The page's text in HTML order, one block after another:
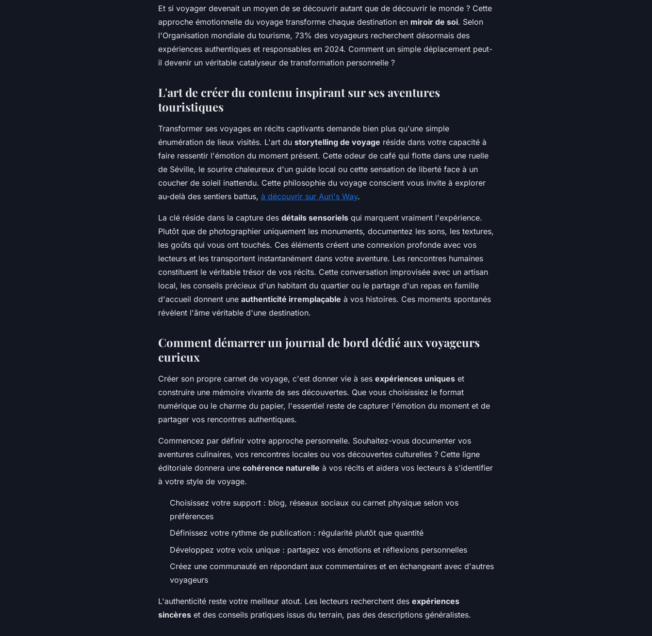
Voyages et émotions : découvrez le
monde autrement
Et si voyager devenait un moyen de se découvrir autant que de découvrir le monde ? Cette
approche émotionnelle du voyage transforme chaque destination en miroir de soi. Selon
l'Organisation mondiale du tourisme, 73% des voyageurs recherchent désormais des
expériences authentiques et responsables en 2024. Comment un simple déplacement peut-
il devenir un véritable catalyseur de transformation personnelle ?
L'art de créer du contenu inspirant sur ses aventures
touristiques
Transformer ses voyages en récits captivants demande bien plus qu'une simple
énumération de lieux visités. L'art du storytelling de voyage réside dans votre capacité à
faire ressentir l'émotion du moment présent. Cette odeur de café qui flotte dans une ruelle
de Séville, le sourire chaleureux d'un guide local ou cette sensation de liberté face à un
coucher de soleil inattendu. Cette philosophie du voyage conscient vous invite à explorer
au-delà des sentiers battus, à découvrir sur Auri's Way.
La clé réside dans la capture des détails sensoriels qui marquent vraiment l'expérience.
Plutôt que de photographier uniquement les monuments, documentez les sons, les textures,
les goûts qui vous ont touchés. Ces éléments créent une connexion profonde avec vos
lecteurs et les transportent instantanément dans votre aventure. Les rencontres humaines
constituent le véritable trésor de vos récits. Cette conversation improvisée avec un artisan
local, les conseils précieux d'un habitant du quartier ou le partage d'un repas en famille
d'accueil donnent une authenticité irremplaçable à vos histoires. Ces moments spontanés
révèlent l'âme véritable d'une destination.
Comment démarrer un journal de bord dédié aux voyageurs
curieux
Créer son propre carnet de voyage, c'est donner vie à ses expériences uniques et
construire une mémoire vivante de ses découvertes. Que vous choisissiez le format
numérique ou le charme du papier, l'essentiel reste de capturer l'émotion du moment et de
partager vos rencontres authentiques.
Commencez par définir votre approche personnelle. Souhaitez-vous documenter vos
aventures culinaires, vos rencontres locales ou vos découvertes culturelles ? Cette ligne
éditoriale donnera une cohérence naturelle à vos récits et aidera vos lecteurs à s'identifier
à votre style de voyage.
Choisissez votre support : blog, réseaux sociaux ou carnet physique selon vos
préférences
Définissez votre rythme de publication : régularité plutôt que quantité
Développez votre voix unique : partagez vos émotions et réflexions personnelles
Créez une communauté en répondant aux commentaires et en échangeant avec d'autres
voyageurs
L'authenticité reste votre meilleur atout. Les lecteurs recherchent des expériences
sincères et des conseils pratiques issus du terrain, pas des descriptions généralistes.